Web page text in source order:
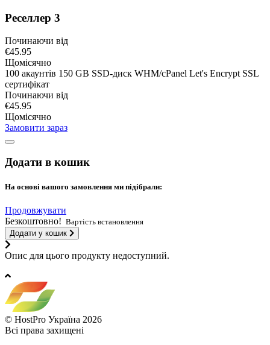
Реселлер 3
Починаючи від
€45.95
Щомісячно
100 акаунтів 150 GB SSD-диск WHM/cPanel Let's Encrypt SSL
сертифікат
Починаючи від
€45.95
Щомісячно
Замовити зараз
Додати в кошик
На основі вашого замовлення ми підібрали:
Продовжувати
Безкоштовно! Вартість встановлення
Додати у кошик
Опис для цього продукту недоступний.
© HostPro Україна 2026
Всі права захищені